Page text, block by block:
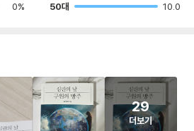
0%
50대
10.0
29
더보기